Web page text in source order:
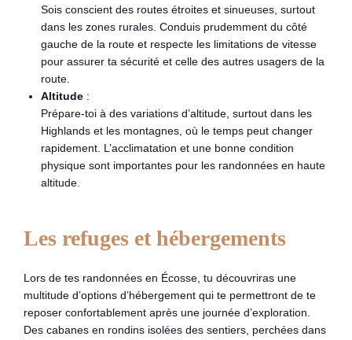
Sois conscient des routes étroites et sinueuses, surtout
dans les zones rurales. Conduis prudemment du côté
gauche de la route et respecte les limitations de vitesse
pour assurer ta sécurité et celle des autres usagers de la
route.
Altitude:
Prépare-toi à des variations d’altitude, surtout dans les
Highlands et les montagnes, où le temps peut changer
rapidement. L’acclimatation et une bonne condition
physique sont importantes pour les randonnées en haute
altitude.
Les refuges et hébergements
Lors de tes randonnées en Écosse, tu découvriras une
multitude d’options d’hébergement qui te permettront de te
reposer confortablement après une journée d’exploration.
Des cabanes en rondins isolées des sentiers, perchées dans